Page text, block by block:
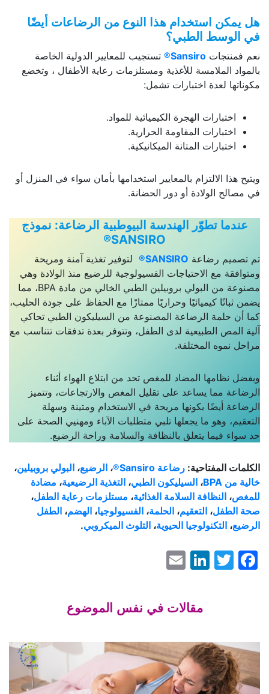
هل يمكن استخدام هذا النوع من الرضاعات أيضًا
في الوسط الطبي؟
نعم فمنتجات Sansiro®
تستجيب للمعايير الدولية الخاصة
بالمواد الملامسة للأغذية ومستلزمات رعاية الأطفال ، وتخضع
مكوناتها لعدة اختبارات تشمل:
اختبارات الهجرة الكيميائية للمواد.
اختبارات المقاومة الحرارية.
اختبارات المتانة الميكانيكية.
ويتيح هذا الالتزام بالمعايير استخدامها بأمان سواء في المنزل أو
في مصالح الولادة أو دور الحضانة.
عندما تطوّر الهندسة البيوطبية الرضاعة: نموذج
SANSIRO®
تم تصميم رضاعة SANSIRO®
لتوفير تغذية آمنة ومريحة
ومتوافقة مع الاحتياجات الفسيولوجية للرضيع منذ الولادة وهي
مصنوعة من البولي بروبيلين الطبي الخالي من مادة BPA، مما
يضمن ثباتًا كيميائيًا وحراريًا ممتازًا مع الحفاظ على جودة الحليب،
كما أن حلمة الرضاعة المصنوعة من السيليكون الطبي تحاكي
آلية المص الطبيعية لدى الطفل، وتتوفر بعدة تدفقات تتناسب مع
مراحل نموه المختلفة.
وبفضل نظامها المضاد للمغص تحد من ابتلاع الهواء أثناء
الرضاعة مما يساعد على تقليل المغص والارتجاعات، وتتميز
الرضاعة أيضًا بكونها مريحة في الاستخدام ومتينة وسهلة
التعقيم، وهو ما يجعلها تلبي متطلبات الآباء ومهنيي الصحة على
حد سواء فيما يتعلق بالنظافة والسلامة وراحة الرضيع.
الكلمات المفتاحية: رضاعة Sansiro® ، الرضيع، البولي بروبيلين،
خالية من BPA، السيليكون الطبي، التغذية الرضيعية، مضادة
للمغص، النظافة السلامة الغذائية، مستلزمات رعاية الطفل،
صحة الطفل، التعقيم، الحلمة، الفسيولوجيا، الهضم، الطفل
الرضيع، التكنولوجيا الحيوية، التلوث الميكروبي.
Facebook
Twitter
LinkedIn
مقالات في نفس الموضوع